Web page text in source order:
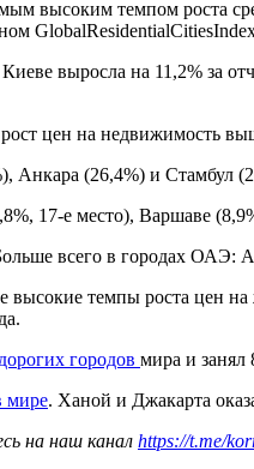
высоким темпом роста
выросла на 11,2% за
цен на недвижимость
Анкара (26,4%) и Стамбул
17-е место), Варшаве
всего в городах ОАЭ:
темпы роста цен
городов мира и занял
мире. Ханой и Джакарта
на наш канал https://t.me/